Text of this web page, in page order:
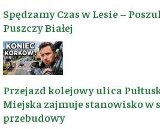
Spędzamy Czas w Lesie –
Puszczy Białej
Przejazd kolejowy ulica
Miejska zajmuje stanowisko w
przebudowy
Portal tworzony
przez
Wyszkowską
Grupę
Rowerową
Miasto”. Od 25
lat napędza nas
pasja do rowerów